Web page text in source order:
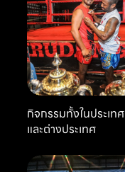
กิจกรรมทั้งในประเทศ
และต่างประเทศ